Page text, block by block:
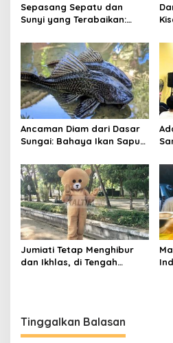
Sepasang Sepatu dan
Sunyi yang Terabaikan:
dalam Sistem yang Terlalu
Lama Dibiarkan
Ancaman Diam dari Dasar
Sungai: Bahaya Ikan Sapu-
Indonesia
Jumiati Tetap Menghibur
dan Ikhlas, di Tengah
Tinggalkan Balasan